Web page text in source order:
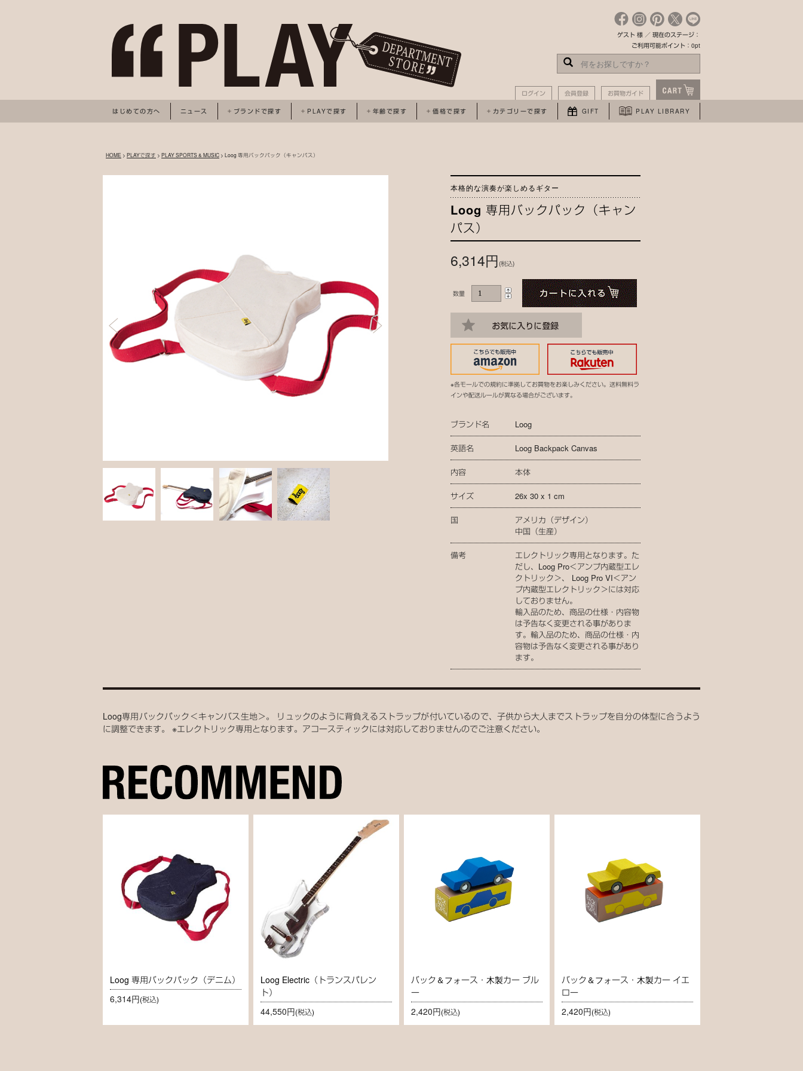
ゲスト 様 ／ 現在のステージ：
ご利用可能ポイント：0pt
ログイン 会員登録 お買物ガイド
はじめての方へ ニュース ブランドで探す PLAYで探す 年齢で探す 価格で探す カテゴリーで探す GIFT PLAY LIBRARY
HOME > PLAYで探す > PLAY SPORTS & MUSIC > Loog 専用バックパック（キャンパス）
※各モールでの規約に準拠してお買物をお楽しみください。送料無料ラ
インや配送ルールが異なる場合がございます。
ブランド名 Loog
英語名 Loog Backpack Canvas
内容 本体
サイズ 26x 30 x 1 cm
国
アメリカ（デザイン）
中国（生産）
備考
エレクトリック専用となります。た
だし、Loog Pro＜アンプ内蔵型エレ
クトリック＞、 Loog Pro VI＜アン
プ内蔵型エレクトリック＞には対応
しておりません。
輸入品のため、商品の仕様・内容物
は予告なく変更される事がありま
す。輸入品のため、商品の仕様・内
容物は予告なく変更される事があり
ます。
本格的な演奏が楽しめるギター
Loog 専用バックパック（キャン
パス）
6,314円(税込)
数量
Loog専用バックパック＜キャンバス生地＞。 リュックのように背負えるストラップが付いているので、子供から大人までストラップを自分の体型に合うよう
に調整できます。 ※エレクトリック専用となります。アコースティックには対応しておりませんのでご注意ください。
Loog 専用バックパック（デニム）
6,314円(税込)
Loog Electric（トランスパレン
ト）
44,550円(税込)
バック＆フォース・木製カー ブル
ー
2,420円(税込)
バック＆フォース・木製カー イエ
ロー
2,420円(税込)